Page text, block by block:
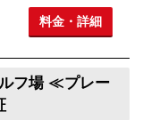
料金・詳細
フ場 ≪プレー